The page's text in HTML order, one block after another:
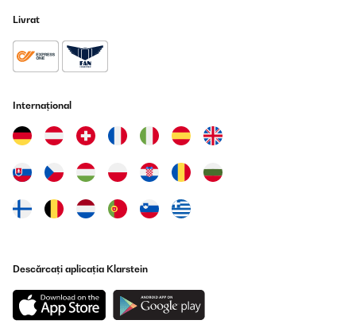
se deja con el taponcito puesto. El resto es fácil: un desagüe, una
entrada de agua de la traída y una salida de agua osmotizada.
No trae la abrazadera para conectar el desagüe al tubo de
para conectar a la entrada de agua fría que cada uno tenga. En
vías porque no queríamos perforar la encimera. El caudal es
bueno. No es ruidosa a nuestro entender. A parte, como se
guardamos ese primer litro para regar y seguidamente llenamos
botellas o una jarra de 4 litros que guardamos en la nevera y la
poco, un par de veces al día, mañana y noche. No es una
máquina para ir sirviéndote vasitos de agua directamente del
depósito, de flujo directo, por lo tanto cumple las expectativas en
veces al día. El sabor es muy bueno en nuestro caso. Hasta hoy,
todo bien. Si hay cambios, actualizaremos la reseña.
Livrat
Internațional
Descărcați aplicația Klarstein